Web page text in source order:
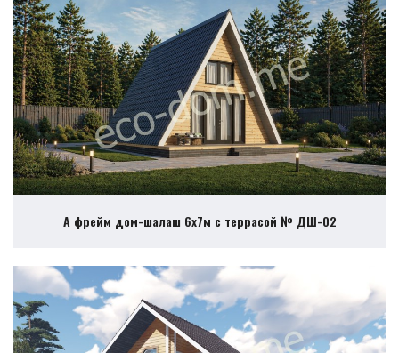
А фрейм дом-шалаш 6х7м с террасой № ДШ-02